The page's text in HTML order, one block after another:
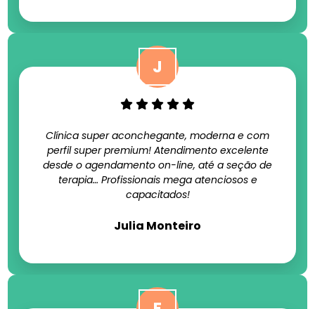
Clínica super aconchegante, moderna e com
perfil super premium! Atendimento excelente
desde o agendamento on-line, até a seção de
terapia… Profissionais mega atenciosos e
capacitados!
Julia Monteiro